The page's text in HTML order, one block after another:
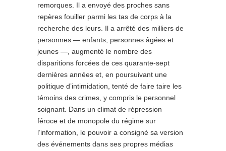
remorques. Il a envoyé des proches sans
repères fouiller parmi les tas de corps à la
recherche des leurs. Il a arrêté des milliers de
personnes — enfants, personnes âgées et
jeunes —, augmenté le nombre des
disparitions forcées de ces quarante-sept
dernières années et, en poursuivant une
politique d’intimidation, tenté de faire taire les
témoins des crimes, y compris le personnel
soignant. Dans un climat de répression
féroce et de monopole du régime sur
l’information, le pouvoir a consigné sa version
des événements dans ses propres médias